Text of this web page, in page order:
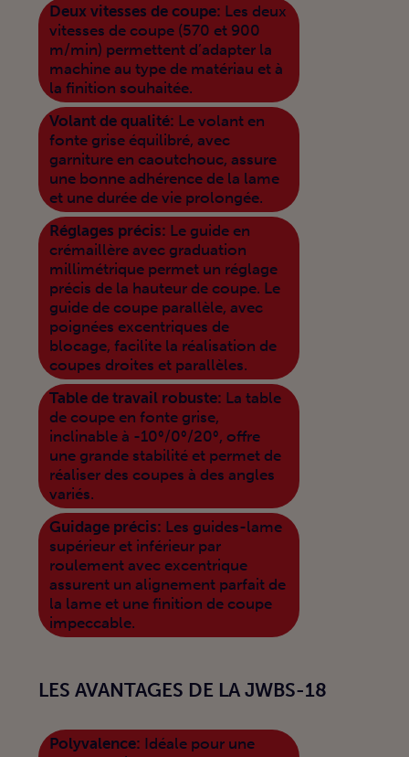
Deux vitesses de coupe: Les deux
vitesses de coupe (570 et 900
m/min) permettent d’adapter la
machine au type de matériau et à
la finition souhaitée.
Volant de qualité: Le volant en
fonte grise équilibré, avec
garniture en caoutchouc, assure
une bonne adhérence de la lame
et une durée de vie prolongée.
Réglages précis: Le guide en
crémaillère avec graduation
millimétrique permet un réglage
précis de la hauteur de coupe. Le
guide de coupe parallèle, avec
poignées excentriques de
blocage, facilite la réalisation de
coupes droites et parallèles.
Table de travail robuste: La table
de coupe en fonte grise,
inclinable à -10°/0°/20°, offre
une grande stabilité et permet de
réaliser des coupes à des angles
variés.
Guidage précis: Les guides-lame
supérieur et inférieur par
roulement avec excentrique
assurent un alignement parfait de
la lame et une finition de coupe
impeccable.
LES AVANTAGES DE LA JWBS-18
Polyvalence: Idéale pour une